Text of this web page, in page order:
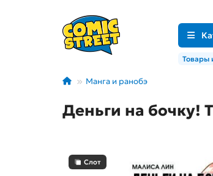
Товары
Манга и ранобэ
Деньги на бочку!
Слот